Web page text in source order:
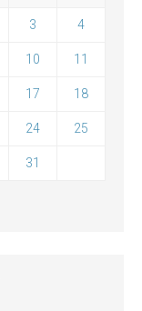
3 4
10 11
17 18
24 25
31